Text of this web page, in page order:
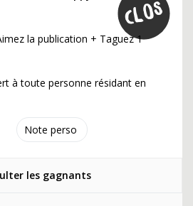
Note perso
la publication + Taguez 1
à toute personne résidant en
les gagnants